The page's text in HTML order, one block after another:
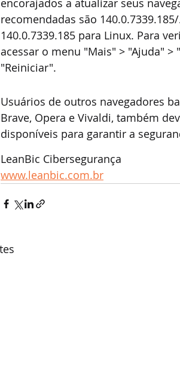
encorajados a atualizar seus
recomendadas são
140.0.7339.185 para Linux. Para
acessar o menu "Mais" > "Ajuda"
"Reiniciar".
Usuários de outros navegadores
Brave, Opera e Vivaldi, também
disponíveis para garantir a
LeanBic Cibersegurança
www.leanbic.com.br